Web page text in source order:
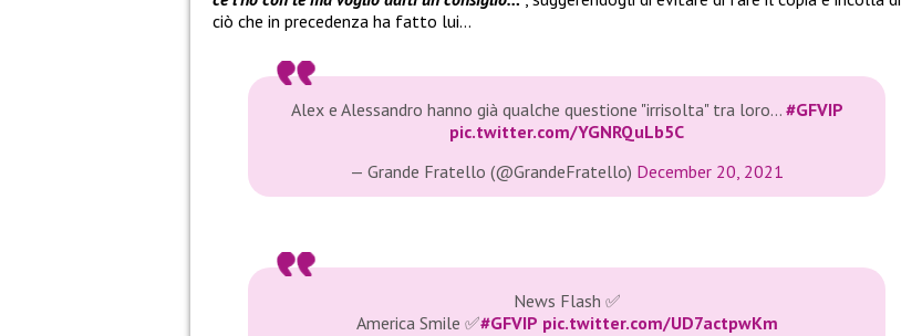
ciò che in precedenza ha fatto lui…
Alex e Alessandro hanno già qualche questione "irrisolta" tra loro… #GFVIP
pic.twitter.com/YGNRQuLb5C
— Grande Fratello (@GrandeFratello) December 20, 2021
News Flash ✅
America Smile ✅#GFVIP pic.twitter.com/UD7actpwKm